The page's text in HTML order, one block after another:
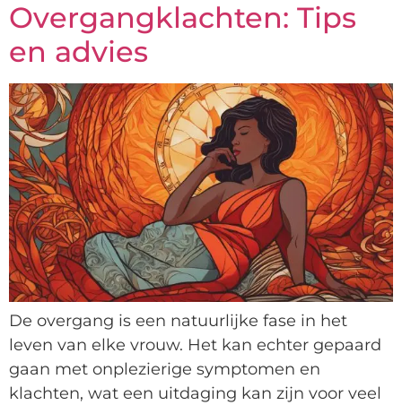
Overgangklachten: Tips
en advies
De overgang is een natuurlijke fase in het
leven van elke vrouw. Het kan echter gepaard
gaan met onplezierige symptomen en
klachten, wat een uitdaging kan zijn voor veel